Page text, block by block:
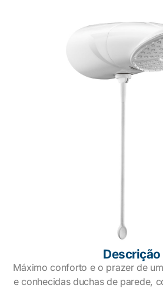
Descrição
Máximo conforto e o prazer de
e conhecidas duchas de parede,